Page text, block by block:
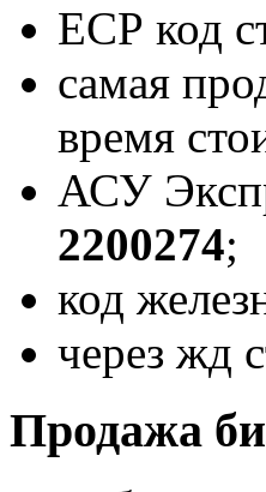
ЕСР код
самая
время
АСУ
2200274;
код
через жд
Продажа